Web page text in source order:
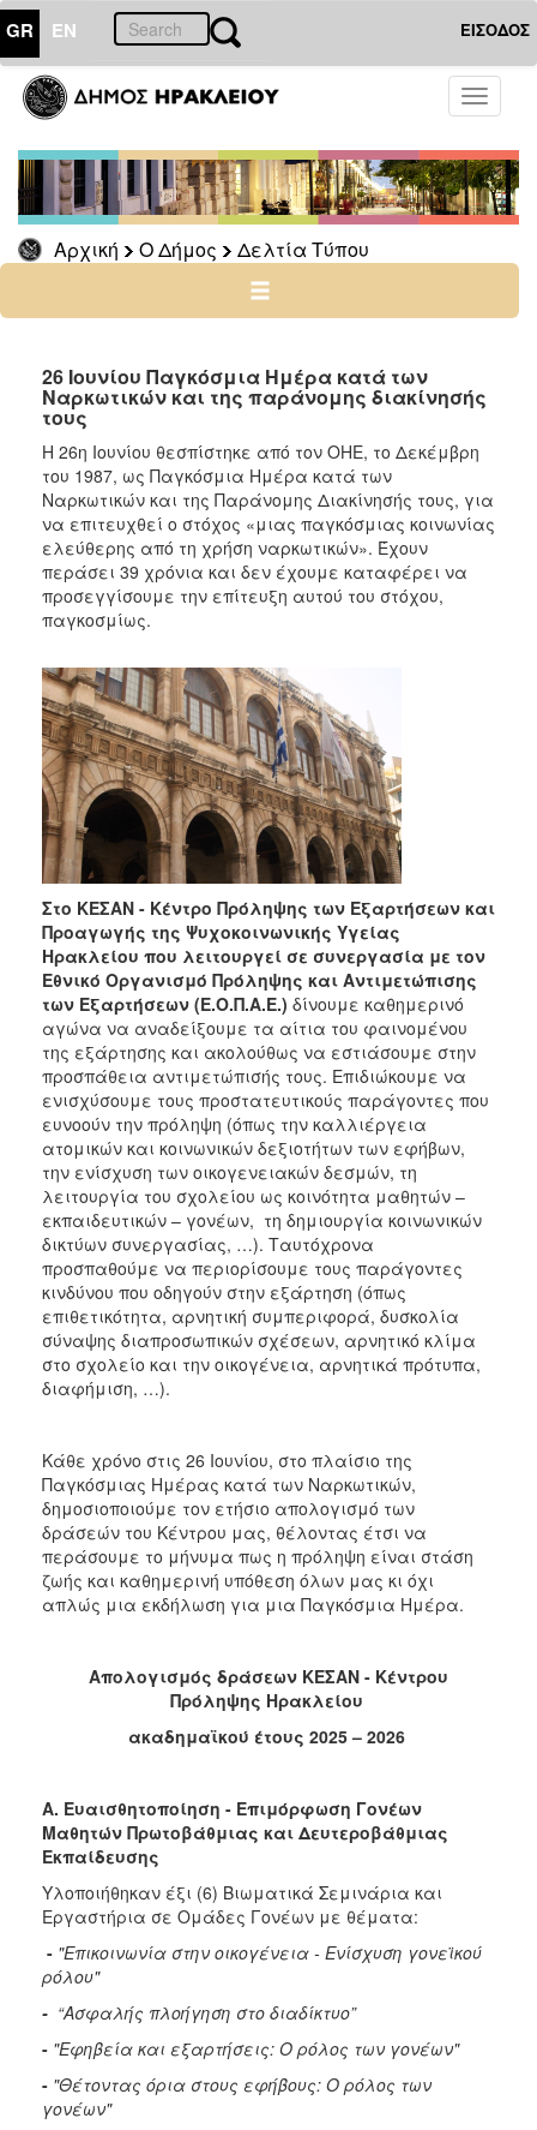
GR EN ΕΙΣΟΔΟΣ
Toggle
Αρχική Ο Δήμος Δελτία Τύπου
ΔΗΜΟΣ
Δελτία
Τύπου
Αρχείο
ΠΟΛΙΤΙΣΜΟΣ
ΑΝΘΕΚΤΙΚΗ
ΠΟΛΗ
26 Ιουνίου Παγκόσμια Ημέρα κατά των
Ναρκωτικών και της παράνομης διακίνησής
τους
Η 26η Ιουνίου θεσπίστηκε από τον ΟΗΕ, το Δεκέμβρη
του 1987, ως Παγκόσμια Ημέρα κατά των
Ναρκωτικών και της Παράνομης Διακίνησής τους, για
να επιτευχθεί ο στόχος «μιας παγκόσμιας κοινωνίας
ελεύθερης από τη χρήση ναρκωτικών». Έχουν
περάσει 39 χρόνια και δεν έχουμε καταφέρει να
προσεγγίσουμε την επίτευξη αυτού του στόχου,
παγκοσμίως.
Στο ΚΕΣΑΝ - Κέντρο Πρόληψης των Εξαρτήσεων και
Προαγωγής της Ψυχοκοινωνικής Υγείας
Ηρακλείου που λειτουργεί σε συνεργασία με τον
Εθνικό Οργανισμό Πρόληψης και Αντιμετώπισης
των Εξαρτήσεων (Ε.Ο.Π.Α.Ε.) δίνουμε καθημερινό
αγώνα να αναδείξουμε τα αίτια του φαινομένου
της εξάρτησης και ακολούθως να εστιάσουμε στην
προσπάθεια αντιμετώπισής τους. Επιδιώκουμε να
ενισχύσουμε τους προστατευτικούς παράγοντες που
ευνοούν την πρόληψη (όπως την καλλιέργεια
ατομικών και κοινωνικών δεξιοτήτων των εφήβων,
την ενίσχυση των οικογενειακών δεσμών, τη
λειτουργία του σχολείου ως κοινότητα μαθητών –
εκπαιδευτικών – γονέων, τη δημιουργία κοινωνικών
δικτύων συνεργασίας, …). Ταυτόχρονα
προσπαθούμε να περιορίσουμε τους παράγοντες
κινδύνου που οδηγούν στην εξάρτηση (όπως
επιθετικότητα, αρνητική συμπεριφορά, δυσκολία
σύναψης διαπροσωπικών σχέσεων, αρνητικό κλίμα
στο σχολείο και την οικογένεια, αρνητικά πρότυπα,
διαφήμιση, …).
Κάθε χρόνο στις 26 Ιουνίου, στο πλαίσιο της
Παγκόσμιας Ημέρας κατά των Ναρκωτικών,
δημοσιοποιούμε τον ετήσιο απολογισμό των
δράσεών του Κέντρου μας, θέλοντας έτσι να
περάσουμε το μήνυμα πως η πρόληψη είναι στάση
ζωής και καθημερινή υπόθεση όλων μας κι όχι
απλώς μια εκδήλωση για μια Παγκόσμια Ημέρα.
Απολογισμός δράσεων ΚΕΣΑΝ - Κέντρου
Πρόληψης Ηρακλείου
ακαδημαϊκού έτους 2025 – 2026
Α. Ευαισθητοποίηση - Επιμόρφωση Γονέων
Μαθητών Πρωτοβάθμιας και Δευτεροβάθμιας
Εκπαίδευσης
Υλοποιήθηκαν έξι (6) Βιωματικά Σεμινάρια και
Εργαστήρια σε Ομάδες Γονέων με θέματα:
- "Επικοινωνία στην οικογένεια - Ενίσχυση γονεϊκού
ρόλου"
- “Ασφαλής πλοήγηση στο διαδίκτυο”
- "Εφηβεία και εξαρτήσεις: Ο ρόλος των γονέων"
- "Θέτοντας όρια στους εφήβους: Ο ρόλος των
γονέων"